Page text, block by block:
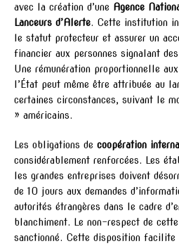
avec la création d’une Agence
Lanceurs d’Alerte. Cette institution
le statut protecteur et assurer un
financier aux personnes signalant
Une rémunération proportionnelle
l’État peut même être attribuée au
certaines circonstances, suivant le
» américains.
Les obligations de coopération
considérablement renforcées. Les
les grandes entreprises doivent
de 10 jours aux demandes
autorités étrangères dans le cadre
blanchiment. Le non-respect de
sanctionné. Cette disposition facilite